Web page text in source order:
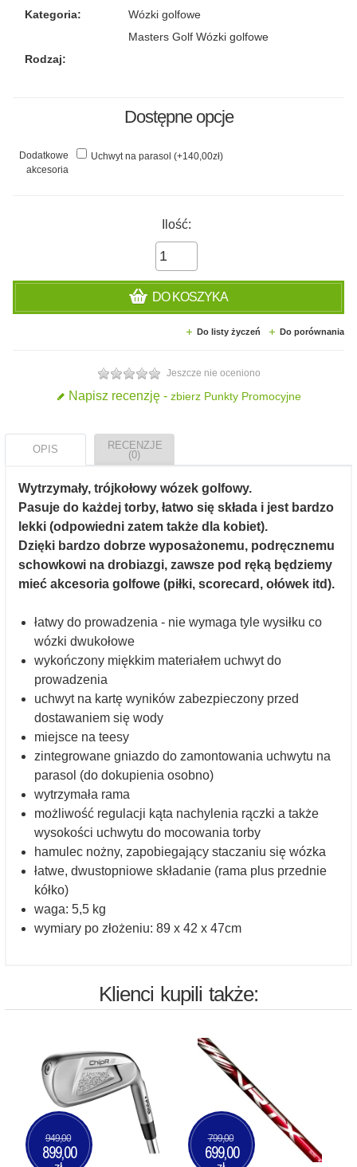
Kategoria:
Wózki golfowe
Masters Golf Wózki golfowe
Rodzaj:
Dostępne opcje
Dodatkowe
akcesoria
Uchwyt na parasol (+140,00zł)
Ilość:
DO KOSZYKA
Do listy życzeń Do porównania
Jeszcze nie oceniono
Napisz recenzję - zbierz Punkty Promocyjne
OPIS
RECENZJE
(0)
Wytrzymały, trójkołowy wózek golfowy.
Pasuje do każdej torby, łatwo się składa i jest bardzo
lekki (odpowiedni zatem także dla kobiet).
Dzięki bardzo dobrze wyposażonemu, podręcznemu
schowkowi na drobiazgi, zawsze pod ręką będziemy
mieć akcesoria golfowe (piłki, scorecard, ołówek itd).
łatwy do prowadzenia - nie wymaga tyle wysiłku co
wózki dwukołowe
wykończony miękkim materiałem uchwyt do
prowadzenia
uchwyt na kartę wyników zabezpieczony przed
dostawaniem się wody
miejsce na teesy
zintegrowane gniazdo do zamontowania uchwytu na
parasol (do dokupienia osobno)
wytrzymała rama
możliwość regulacji kąta nachylenia rączki a także
wysokości uchwytu do mocowania torby
hamulec nożny, zapobiegający staczaniu się wózka
łatwe, dwustopniowe składanie (rama plus przednie
kółko)
waga: 5,5 kg
wymiary po złożeniu: 89 x 42 x 47cm
Klienci kupili także:
949,00
899,00
799,00
699,00